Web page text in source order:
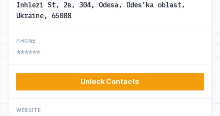
Inhlezi St, 2в, 304, Odesa, Odes'ka oblast,
Ukraine, 65000
PHONE
******
Unlock Contacts
WEBSITE